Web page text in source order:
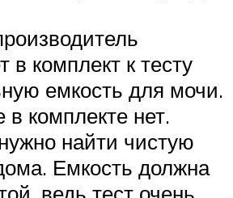
в комплект к тесту
емкость для мочи.
в комплекте нет.
найти чистую
Емкость должна